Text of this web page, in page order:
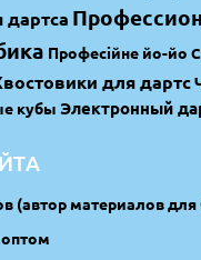
дартса
Професійне йо-йо
для дартс
кубы Электронный
(автор материалов для